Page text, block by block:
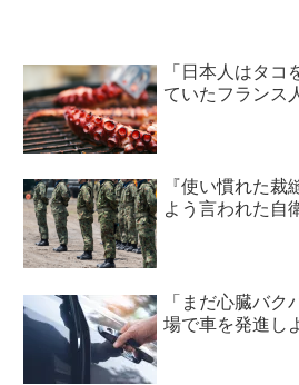
「日本人はタコ
ていたフランス
『使い慣れた裁
よう言われた自
「まだ心臓バ
場で車を発進し